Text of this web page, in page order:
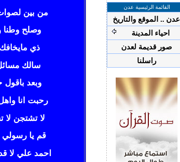
من بين
وصلح
ذي
سالك
وبعد
رحبت انا
لا تشتجن
قم يا
احمد علي لا
القائمة الرئيسية عدن
عدن .. الموقع والتاريخ
احياء المدينة
صور قديمة لعدن
راسلنا